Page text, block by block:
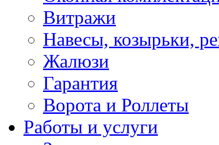
Витражи
Навесы, козырьки,
Жалюзи
Гарантия
Ворота и Роллеты
Работы и услуги